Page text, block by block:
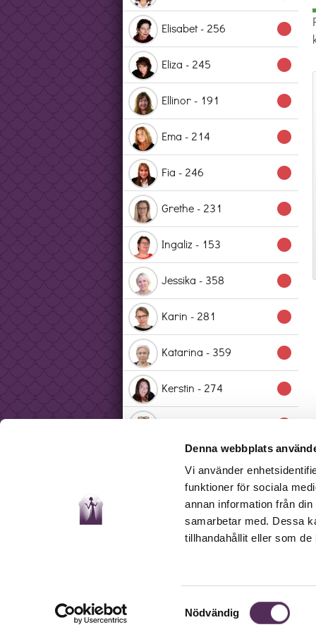
Denna webbplats
Vi använder
funktioner för sociala
annan information från
samarbetar med. Dessa
tillhandahållit eller som
Samtyckesval
Nödvändig
Elisabet - 256 lens
Eliza - 245 lens
Ellinor - 191 lens
Ema - 214 lens
Fia - 246 lens
Grethe - 231 lens
Ingaliz - 153 lens
Jessika - 358 lens
Karin - 281 lens
Katarina - 359 lens
Kerstin - 274 lens
lens
Laura - 300 lens
Linnea - 349 lens
lens